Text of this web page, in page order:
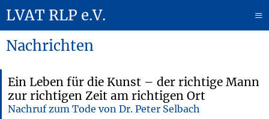
LVAT RLP e.V.
≡
Nachrichten
Ein Leben für die Kunst – der richtige Mann
zur richtigen Zeit am richtigen Ort
Nachruf zum Tode von Dr. Peter Selbach